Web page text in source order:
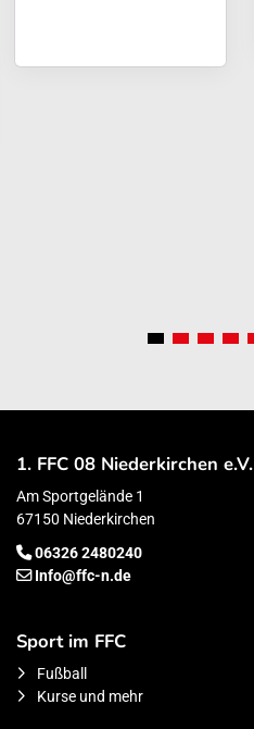
1. FFC 08 Niederkirchen e.V.
Am Sportgelände 1
67150 Niederkirchen
06326 2480240
Info@ffc-n.de
Sport im FFC
Fußball
Kurse und mehr